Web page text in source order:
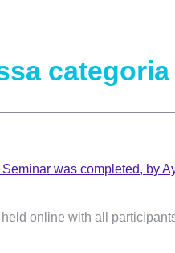
categoria
was completed, by
online with all